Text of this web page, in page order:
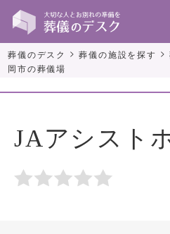
葬儀のデスク >葬儀の施設を探す >
岡市の葬儀場
JAアシスト